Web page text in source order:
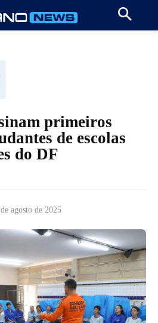
primeiros
de escolas
do DF
agosto de 2025